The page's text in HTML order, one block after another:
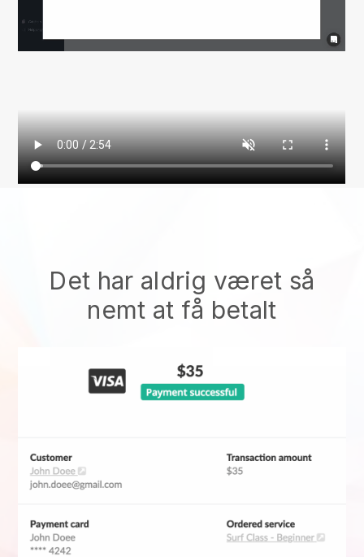
Det har aldrig været så
nemt at få betalt